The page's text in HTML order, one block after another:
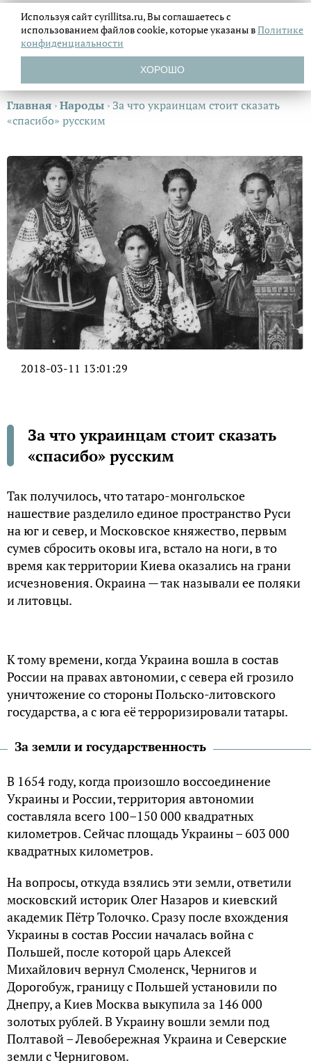
Главная ›Народы › За что украинцам стоит сказать
«спасибо» русским
2018-03-11 13:01:29
За что украинцам стоит сказать
«спасибо» русским
Так получилось, что татаро-монгольское
нашествие разделило единое пространство Руси
на юг и север, и Московское княжество, первым
сумев сбросить оковы ига, встало на ноги, в то
время как территории Киева оказались на грани
исчезновения. Окраина — так называли ее поляки
и литовцы.
К тому времени, когда Украина вошла в состав
России на правах автономии, с севера ей грозило
уничтожение со стороны Польско-литовского
государства, а с юга её терроризировали татары.
За земли и государственность
В 1654 году, когда произошло воссоединение
Украины и России, территория автономии
составляла всего 100–150 000 квадратных
километров. Сейчас площадь Украины – 603 000
квадратных километров.
На вопросы, откуда взялись эти земли, ответили
московский историк Олег Назаров и киевский
академик Пётр Толочко. Сразу после вхождения
Украины в состав России началась война с
Польшей, после которой царь Алексей
Михайлович вернул Смоленск, Чернигов и
Дорогобуж, границу с Польшей установили по
Днепру, а Киев Москва выкупила за 146 000
золотых рублей. В Украину вошли земли под
Полтавой – Левобережная Украина и Северские
земли с Черниговом.
Используя сайт cyrillitsa.ru, Вы соглашаетесь с
использованием файловcookie, которые указаны вПолитике
конфиденциальности
ХОРОШО